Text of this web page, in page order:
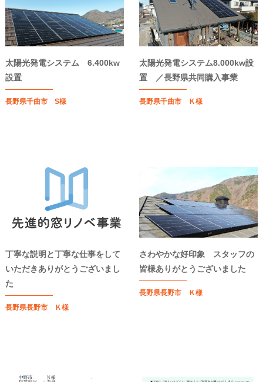
太陽光発電システム 6.400kw
設置
長野県千曲市 S様
太陽光発電システム8.000kw設
置 ／長野県共同購入事業
長野県千曲市 Ｋ様
丁寧な説明と丁寧な仕事をして
いただきありがとうございまし
た
長野県長野市 Ｋ様
さわやかな好印象 スタッフの
皆様ありがとうございました
長野県長野市 Ｋ様